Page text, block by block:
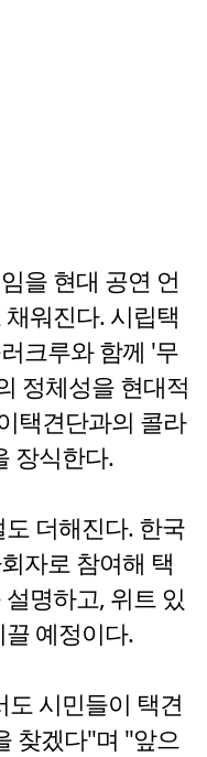
을 현대 공연 언
워진다. 시립택
크루와 함께 '무
정체성을 현대적
택견단과의 콜라
장식한다.
더해진다. 한국
자로 참여해 택
명하고, 위트 있
예정이다.
시민들이 택견
찾겠다"며 "앞으